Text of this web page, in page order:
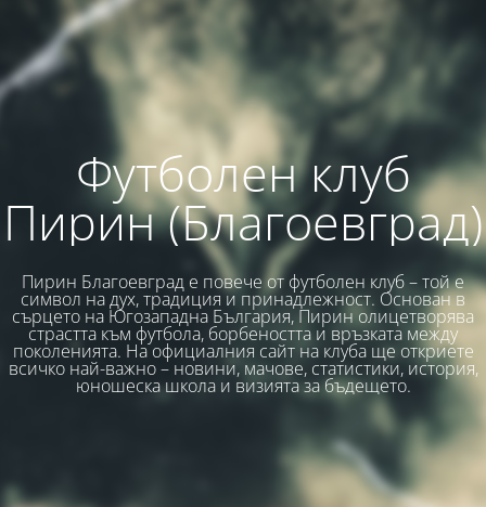
Футболен клуб
Пирин (Благоевград)
Пирин Благоевград е повече от футболен клуб – той е
символ на дух, традиция и принадлежност. Основан в
сърцето на Югозападна България, Пирин олицетворява
страстта към футбола, борбеността и връзката между
поколенията. На официалния сайт на клуба ще откриете
всичко най-важно – новини, мачове, статистики, история,
юношеска школа и визията за бъдещето.